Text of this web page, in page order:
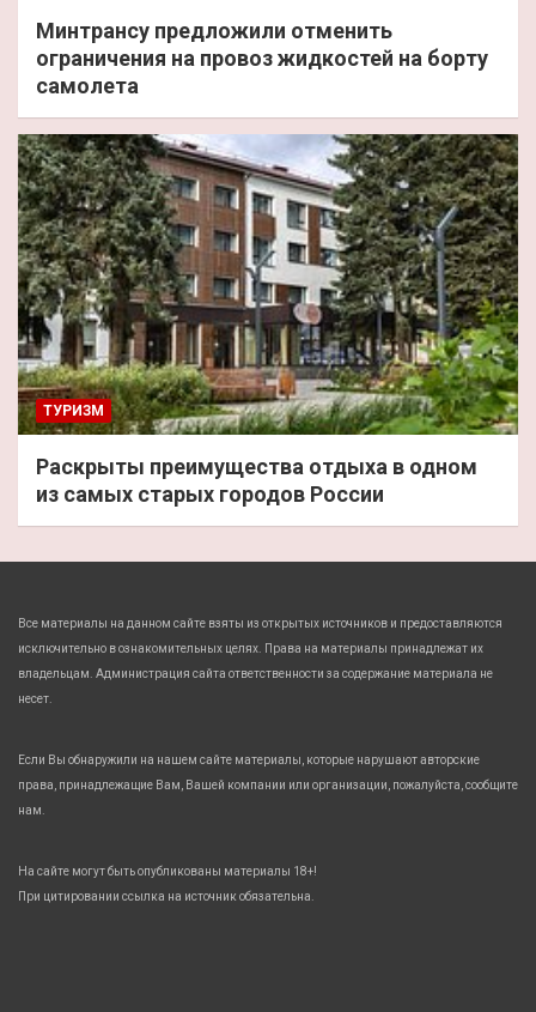
Минтрансу предложили отменить
ограничения на провоз жидкостей на борту
самолета
ТУРИЗМ
Раскрыты преимущества отдыха в одном
из самых старых городов России
Все материалы на данном сайте взяты из открытых источников и предоставляются
исключительно в ознакомительных целях. Права на материалы принадлежат их
владельцам. Администрация сайта ответственности за содержание материала не
несет.
Если Вы обнаружили на нашем сайте материалы, которые нарушают авторские
права, принадлежащие Вам, Вашей компании или организации, пожалуйста, сообщите
нам.
На сайте могут быть опубликованы материалы 18+!
При цитировании ссылка на источник обязательна.